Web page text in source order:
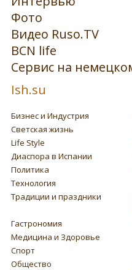
Фото
Видео Ruso.TV
BCN life
Сервис на
Ish.su
Бизнес и Индустрия
Светская жизнь
Life Style
Диаспора в Испании
Политика
Технология
Традиции и праздники
Гастрономия
Медицина и Здоровье
Спорт
Общество